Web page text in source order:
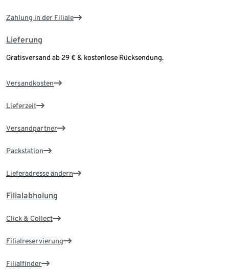
Zahlung in der Filiale
Lieferung
Gratisversand ab 29 € & kostenlose Rücksendung.
Versandkosten
Lieferzeit
Versandpartner
Packstation
Lieferadresse ändern
Filialabholung
Click & Collect
Filialreservierung
Filialfinder